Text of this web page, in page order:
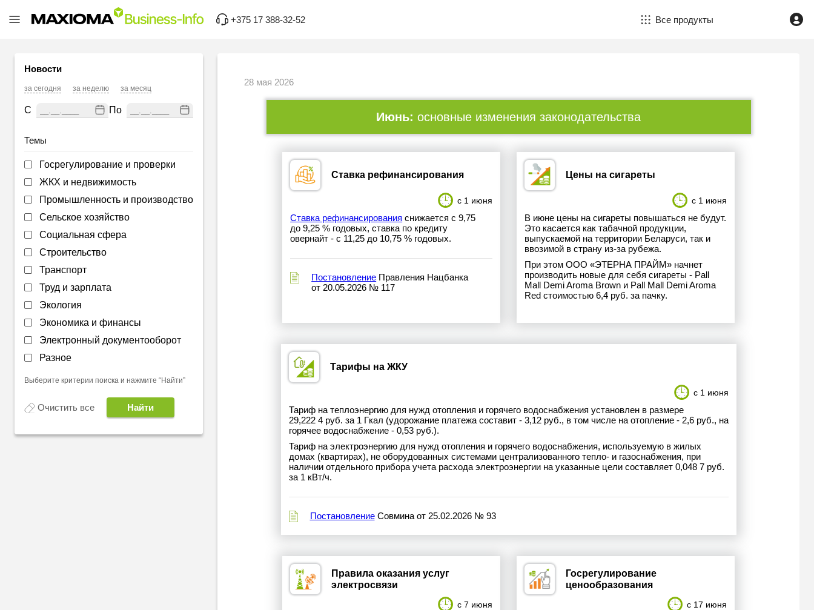
+375 17 388-32-52 Все продукты
Новости
за сегодня за неделю за месяц
С По
Темы
Госрегулирование и проверки
ЖКХ и недвижимость
Промышленность и производство
Сельское хозяйство
Социальная сфера
Строительство
Транспорт
Труд и зарплата
Экология
Экономика и финансы
Электронный документооборот
Разное
Выберите критерии поиска и нажмите “Найти”
Очистить все
28 мая 2026
Июнь: основные изменения законодательства
Ставка рефинансирования
с 1 июня
Ставка рефинансирования снижается с 9,75
до 9,25 % годовых, ставка по кредиту
овернайт - с 11,25 до 10,75 % годовых.
Постановление Правления Нацбанка
от 20.05.2026 № 117
Цены на сигареты
с 1 июня
В июне цены на сигареты повышаться не будут.
Это касается как табачной продукции,
выпускаемой на территории Беларуси, так и
ввозимой в страну из-за рубежа.
При этом ООО «ЭТЕРНА ПРАЙМ» начнет
производить новые для себя сигареты - Pall
Mall Demi Aroma Brown и Pall Mall Demi Aroma
Red стоимостью 6,4 руб. за пачку.
Тарифы на ЖКУ
с 1 июня
Тариф на теплоэнергию для нужд отопления и горячего водоснабжения установлен в размере
29,222 4 руб. за 1 Гкал (удорожание платежа составит - 3,12 руб., в том числе на отопление - 2,6 руб., на
горячее водоснабжение - 0,53 руб.).
Тариф на электроэнергию для нужд отопления и горячего водоснабжения, используемую в жилых
домах (квартирах), не оборудованных системами централизованного тепло- и газоснабжения, при
наличии отдельного прибора учета расхода электроэнергии на указанные цели составляет 0,048 7 руб.
за 1 кВт/ч.
ПостановлениеСовмина от 25.02.2026 № 93
Правила оказания услуг
электросвязи
с 7 июня
Госрегулирование
ценообразования
с 17 июня